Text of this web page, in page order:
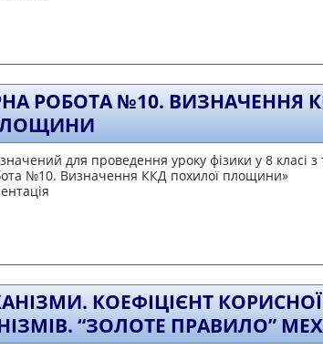
задач з теми «Робота і енергія»
РОБОТА №10. ВИЗНАЧЕННЯ
для проведення уроку фізики у 8 класі з
№10. Визначення ККД похилої площини»
робота №10. Визначення ККД
КОЕФІЦІЄНТ КОРИСНОЇ
“ЗОЛОТЕ ПРАВИЛО”